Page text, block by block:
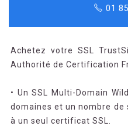
01
Achetez votre SSL
Authorité de Certification
• Un SSL Multi-Domain
domaines et un nombre
à un seul certificat SSL.